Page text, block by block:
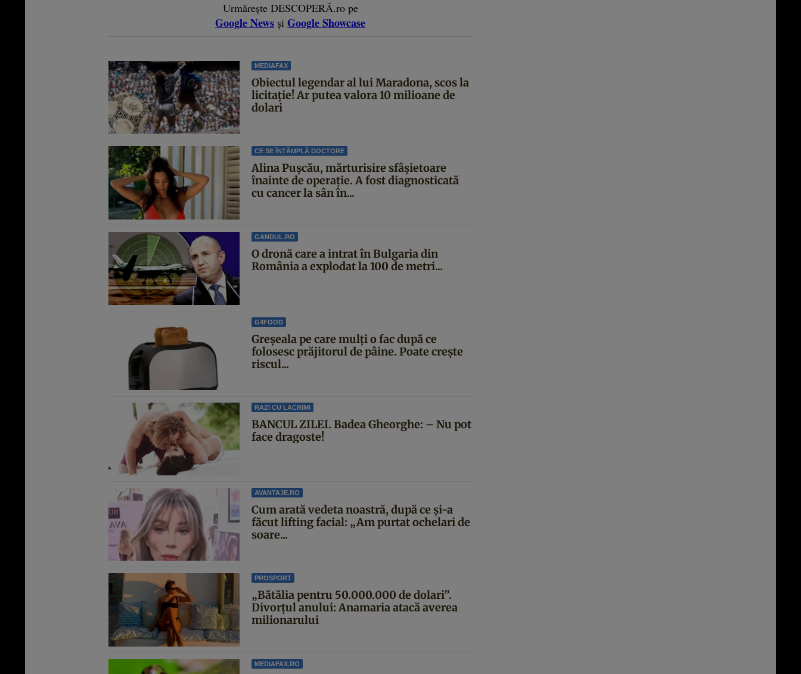
Urmărește DESCOPERĂ.ro pe
Google News și Google Showcase
MEDIAFAX
Obiectul legendar al lui Maradona, scos la
licitație! Ar putea valora 10 milioane de
dolari
CE SE ÎNTÂMPLĂ DOCTORE
Alina Pușcău, mărturisire sfâșietoare
înainte de operație. A fost diagnosticată
cu cancer la sân în...
GANDUL.RO
O dronă care a intrat în Bulgaria din
România a explodat la 100 de metri...
G4FOOD
Greșeala pe care mulți o fac după ce
folosesc prăjitorul de pâine. Poate crește
riscul...
RAZI CU LACRIMI
BANCUL ZILEI. Badea Gheorghe: – Nu pot
face dragoste!
AVANTAJE.RO
Cum arată vedeta noastră, după ce și-a
făcut lifting facial: „Am purtat ochelari de
soare...
PROSPORT
„Bătălia pentru 50.000.000 de dolari”.
Divorțul anului: Anamaria atacă averea
milionarului
MEDIAFAX.RO